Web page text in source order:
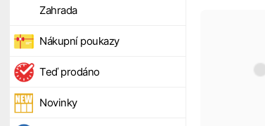
Zahrada
Nákupní poukazy
Teď prodáno
Novinky